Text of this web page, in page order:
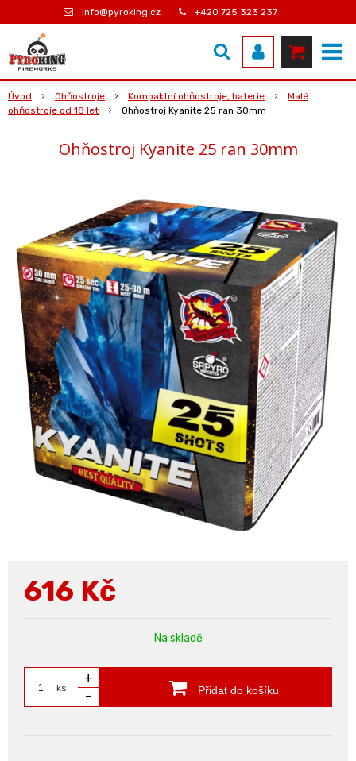
info@pyroking.cz +420 725 323 237
Úvod Ohňostroje Kompaktní ohňostroje, baterie
Malé
ohňostroje od 18 let
Ohňostroj Kyanite 25 ran 30mm
Ohňostroj Kyanite 25 ran 30mm
616 Kč
Na skladě
ks
+
-
Přidat do košíku